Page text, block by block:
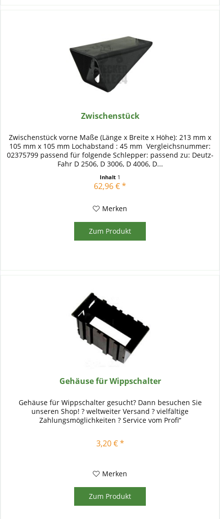
Zwischenstück
Zwischenstück vorne Maße (Länge x Breite x Höhe): 213 mm x
105 mm x 105 mm Lochabstand : 45 mm Vergleichsnummer:
02375799 passend für folgende Schlepper: passend zu: Deutz-
Fahr D 2506, D 3006, D 4006, D...
Inhalt 1
62,96 € *
Merken
Zum Produkt
Gehäuse für Wippschalter
Gehäuse für Wippschalter gesucht? Dann besuchen Sie
unseren Shop! ? weltweiter Versand ? vielfältige
Zahlungsmöglichkeiten ? Service vom Profi“
3,20 € *
Merken
Zum Produkt